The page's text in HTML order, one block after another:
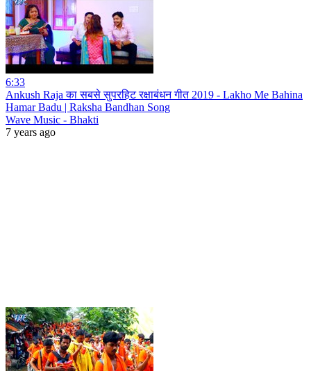
6:33
Ankush Raja का सबसे सुपरहिट रक्षाबंधन गीत 2019 - Lakho Me Bahina
Hamar Badu | Raksha Bandhan Song
Wave Music - Bhakti
7 years ago